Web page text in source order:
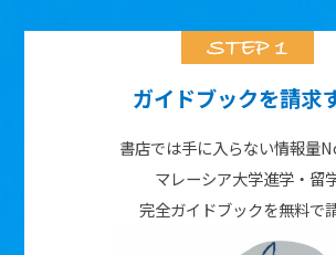
ガイドブックを請求
書店では手に入らない情報量
マレーシア大学進学・留
完全ガイドブックを無料で